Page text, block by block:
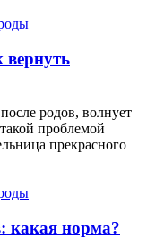
вернуть
родов, волнует
проблемой
прекрасного
какая норма?